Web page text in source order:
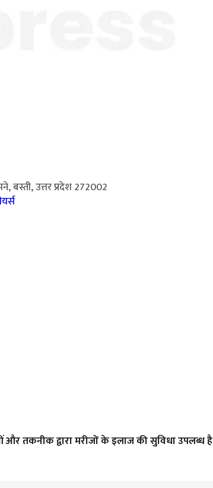
बस्ती, उत्तर प्रदेश 272002
और तकनीक द्वारा मरीजों के इलाज की सुविधा उपलब्ध है